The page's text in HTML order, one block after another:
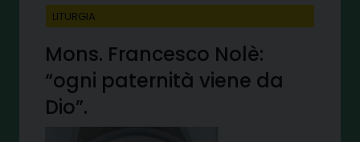
LITURGIA
Mons. Francesco Nolè:
“ogni paternità viene da
Dio”.